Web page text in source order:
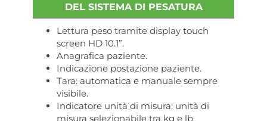
DEL SISTEMA DI PESATURA
Lettura peso tramite display touch
screen HD 10.1”.
Anagrafica paziente.
Indicazione postazione paziente.
Tara: automatica e manuale sempre
visibile.
Indicatore unità di misura: unità di
misura selezionabile tra kg e lb.